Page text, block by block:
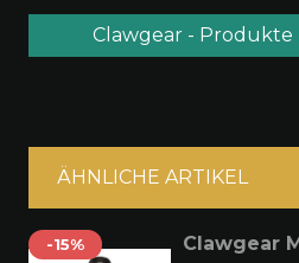
Clawgear - Produkte
ÄHNLICHE ARTIKEL
-15%
Clawgear